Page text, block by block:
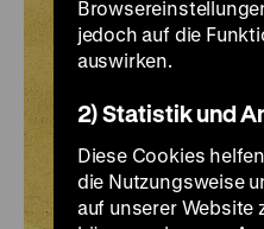
jedoch auf die
auswirken.
2) Statistik und
Diese Cookies
die Nutzungsweise
auf unserer Website